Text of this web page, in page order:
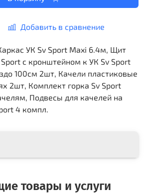
Добавить в сравнение
УК Sv Sport Maxi 6.4м, Щит
c кронштейном к УК Sv Sport
100см 2шт, Качели пластиковые
2шт, Комплект горка Sv Sport
Подвесы для качелей на
4 компл.
товары и услуги